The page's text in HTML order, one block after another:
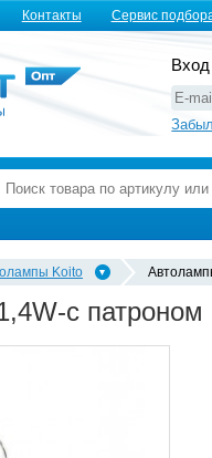
Контакты Сервис
Koito
с патроном